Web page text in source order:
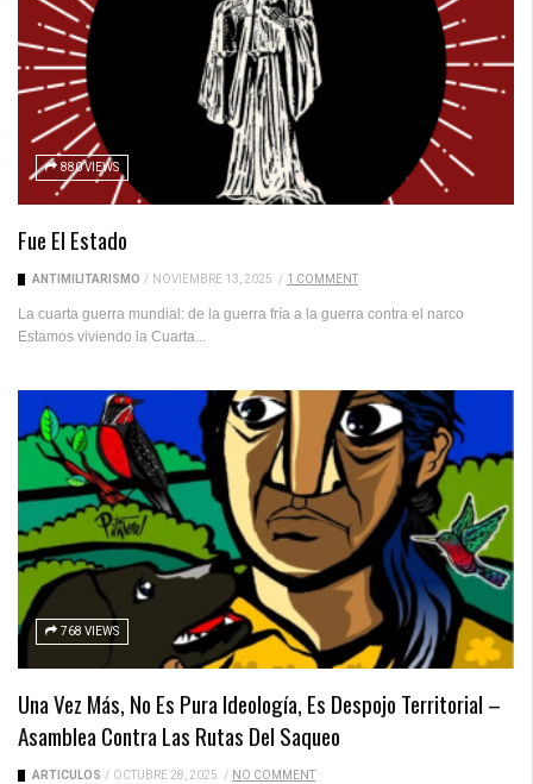
880 VIEWS
Fue El Estado
ANTIMILITARISMO / NOVIEMBRE 13, 2025 / 1 COMMENT
La cuarta guerra mundial: de la guerra fría a la guerra contra el narco
Estamos viviendo la Cuarta...
768 VIEWS
Una Vez Más, No Es Pura Ideología, Es Despojo Territorial –
Asamblea Contra Las Rutas Del Saqueo
ARTICULOS / OCTUBRE 28, 2025 / NO COMMENT